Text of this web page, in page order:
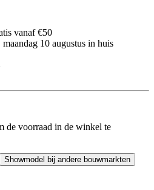
vanaf €50
maandag 10 augustus in huis
de voorraad in de winkel te
Showmodel bij andere bouwmarkten